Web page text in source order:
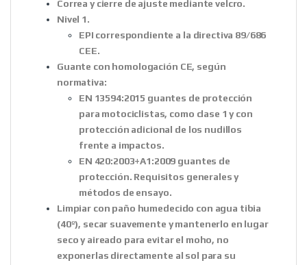
Correa y cierre de ajuste mediante velcro.
Nivel 1.
EPI correspondiente a la directiva 89/686
CEE.
Guante con homologación CE, según
normativa:
EN 13594:2015 guantes de protección
para motociclistas, como clase 1 y con
protección adicional de los nudillos
frente a impactos.
EN 420:2003+A1:2009 guantes de
protección. Requisitos generales y
métodos de ensayo.
Limpiar con paño humedecido con agua tibia
(40º), secar suavemente y mantenerlo en lugar
seco y aireado para evitar el moho, no
exponerlas directamente al sol para su